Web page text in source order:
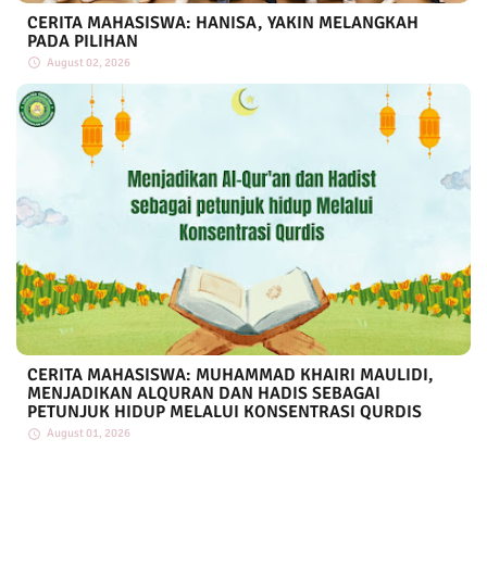
CERITA MAHASISWA: HANISA, YAKIN MELANGKAH
PADA PILIHAN
August 02, 2026
CERITA MAHASISWA: MUHAMMAD KHAIRI MAULIDI,
MENJADIKAN ALQURAN DAN HADIS SEBAGAI
PETUNJUK HIDUP MELALUI KONSENTRASI QURDIS
August 01, 2026